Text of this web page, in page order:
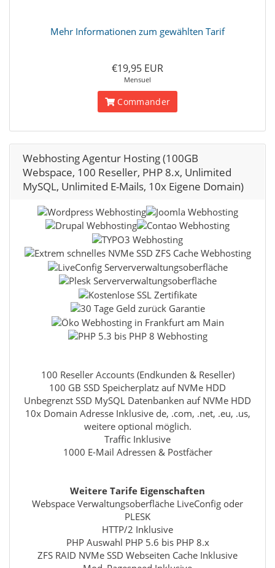
Mehr Informationen zum gewählten Tarif
€19,95 EUR
Mensuel
Commander
Webhosting Agentur Hosting (100GB
Webspace, 100 Reseller, PHP 8.x, Unlimited
MySQL, Unlimited E-Mails, 10x Eigene Domain)
100 Reseller Accounts (Endkunden & Reseller)
100 GB SSD Speicherplatz auf NVMe HDD
Unbegrenzt SSD MySQL Datenbanken auf NVMe HDD
10x Domain Adresse Inklusive de, .com, .net, .eu, .us,
weitere optional möglich.
Traffic Inklusive
1000 E-Mail Adressen & Postfächer
Weitere Tarife Eigenschaften
Webspace Verwaltungsoberfläche LiveConfig oder
PLESK
HTTP/2 Inklusive
PHP Auswahl PHP 5.6 bis PHP 8.x
ZFS RAID NVMe SSD Webseiten Cache Inklusive